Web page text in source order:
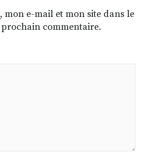
e-mail et mon site dans le
commentaire.